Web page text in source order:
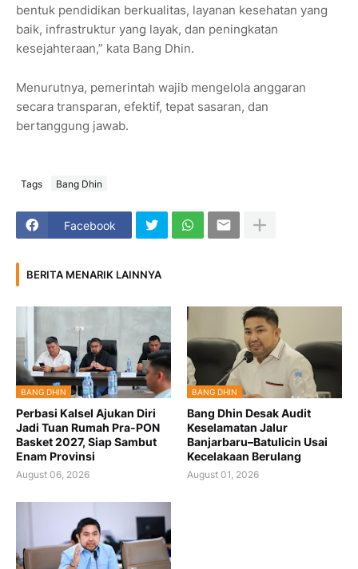
bentuk pendidikan berkualitas, layanan kesehatan yang
baik, infrastruktur yang layak, dan peningkatan
kesejahteraan,” kata Bang Dhin.
Menurutnya, pemerintah wajib mengelola anggaran
secara transparan, efektif, tepat sasaran, dan
bertanggung jawab.
Tags Bang Dhin
Facebook
BERITA MENARIK LAINNYA
BANG DHIN
Perbasi Kalsel Ajukan Diri
Jadi Tuan Rumah Pra-PON
Basket 2027, Siap Sambut
Enam Provinsi
August 06, 2026
BANG DHIN
Bang Dhin Desak Audit
Keselamatan Jalur
Banjarbaru–Batulicin Usai
Kecelakaan Berulang
August 01, 2026